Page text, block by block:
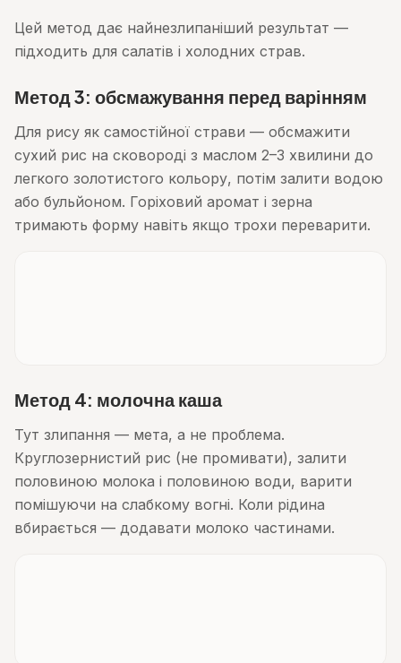
Цей метод дає найнезлипаніший результат —
підходить для салатів і холодних страв.
Метод 3: обсмажування перед варінням
Для рису як самостійної страви — обсмажити
сухий рис на сковороді з маслом 2–3 хвилини до
легкого золотистого кольору, потім залити водою
або бульйоном. Горіховий аромат і зерна
тримають форму навіть якщо трохи переварити.
Метод 4: молочна каша
Тут злипання — мета, а не проблема.
Круглозернистий рис (не промивати), залити
половиною молока і половиною води, варити
помішуючи на слабкому вогні. Коли рідина
вбирається — додавати молоко частинами.